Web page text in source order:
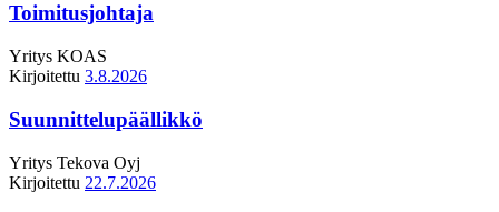
Toimitusjohtaja
Yritys KOAS
Kirjoitettu 3.8.2026
Suunnittelupäällikkö
Yritys Tekova Oyj
Kirjoitettu 22.7.2026